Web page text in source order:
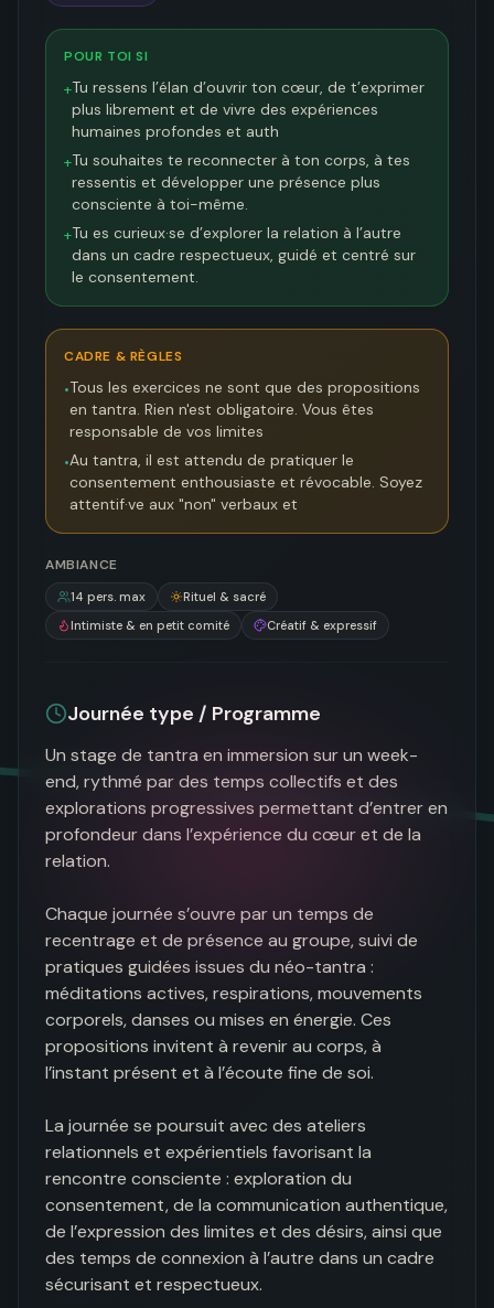
POUR TOI SI
+Tu ressens l’élan d’ouvrir ton cœur, de t’exprimer
plus librement et de vivre des expériences
humaines profondes et auth
+Tu souhaites te reconnecter à ton corps, à tes
ressentis et développer une présence plus
consciente à toi-même.
+Tu es curieux·se d’explorer la relation à l’autre
dans un cadre respectueux, guidé et centré sur
le consentement.
CADRE & RÈGLES
•Tous les exercices ne sont que des propositions
en tantra. Rien n'est obligatoire. Vous êtes
responsable de vos limites
•Au tantra, il est attendu de pratiquer le
consentement enthousiaste et révocable. Soyez
attentif·ve aux "non" verbaux et
AMBIANCE
14 pers. max
Rituel & sacré
Intimiste & en petit comité
Créatif & expressif
Journée type / Programme
Un stage de tantra en immersion sur un week-
end, rythmé par des temps collectifs et des
explorations progressives permettant d’entrer en
profondeur dans l’expérience du cœur et de la
relation.
Chaque journée s’ouvre par un temps de
recentrage et de présence au groupe, suivi de
pratiques guidées issues du néo-tantra :
méditations actives, respirations, mouvements
corporels, danses ou mises en énergie. Ces
propositions invitent à revenir au corps, à
l’instant présent et à l’écoute fine de soi.
La journée se poursuit avec des ateliers
relationnels et expérientiels favorisant la
rencontre consciente : exploration du
consentement, de la communication authentique,
de l’expression des limites et des désirs, ainsi que
des temps de connexion à l’autre dans un cadre
sécurisant et respectueux.